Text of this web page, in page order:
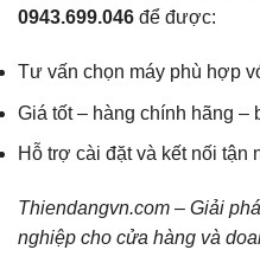
0943.699.046 để được:
Tư vấn chọn máy phù hợp
Giá tốt – hàng chính hãng –
Hỗ trợ cài đặt và kết nối tận
Thiendangvn.com – Giải
nghiệp cho cửa hàng và